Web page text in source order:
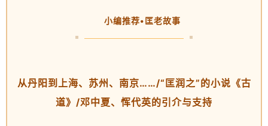
小编推荐•匡老故事
从丹阳到上海、苏州、南京……/“匡润之”的小说《古
道》/邓中夏、恽代英的引介与支持